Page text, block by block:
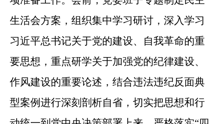
生活会方案，组织集中学习研讨，深入学习
习近平总书记关于党的建设、自我革命的重
要思想，重点研学关于加强党的纪律建设、
作风建设的重要论述，结合违法违纪反面典
型案例进行深刻剖析自省，切实把思想和行